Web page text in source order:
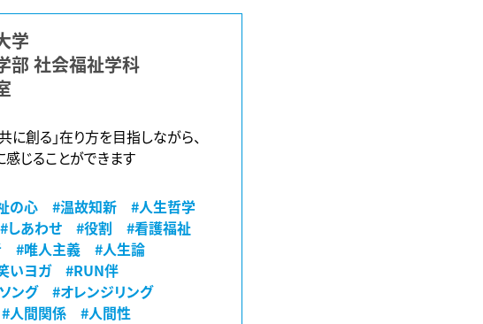
学
部 社会福祉学科
共に創る」在り方を目指しながら、
じることができます
の心 #温故知新
#人生哲学
#しあわせ #役割
#看護福祉
#唯人主義
#人生論
いヨガ
#RUN伴
ング
#オレンジリング
#人間関係
#人間性